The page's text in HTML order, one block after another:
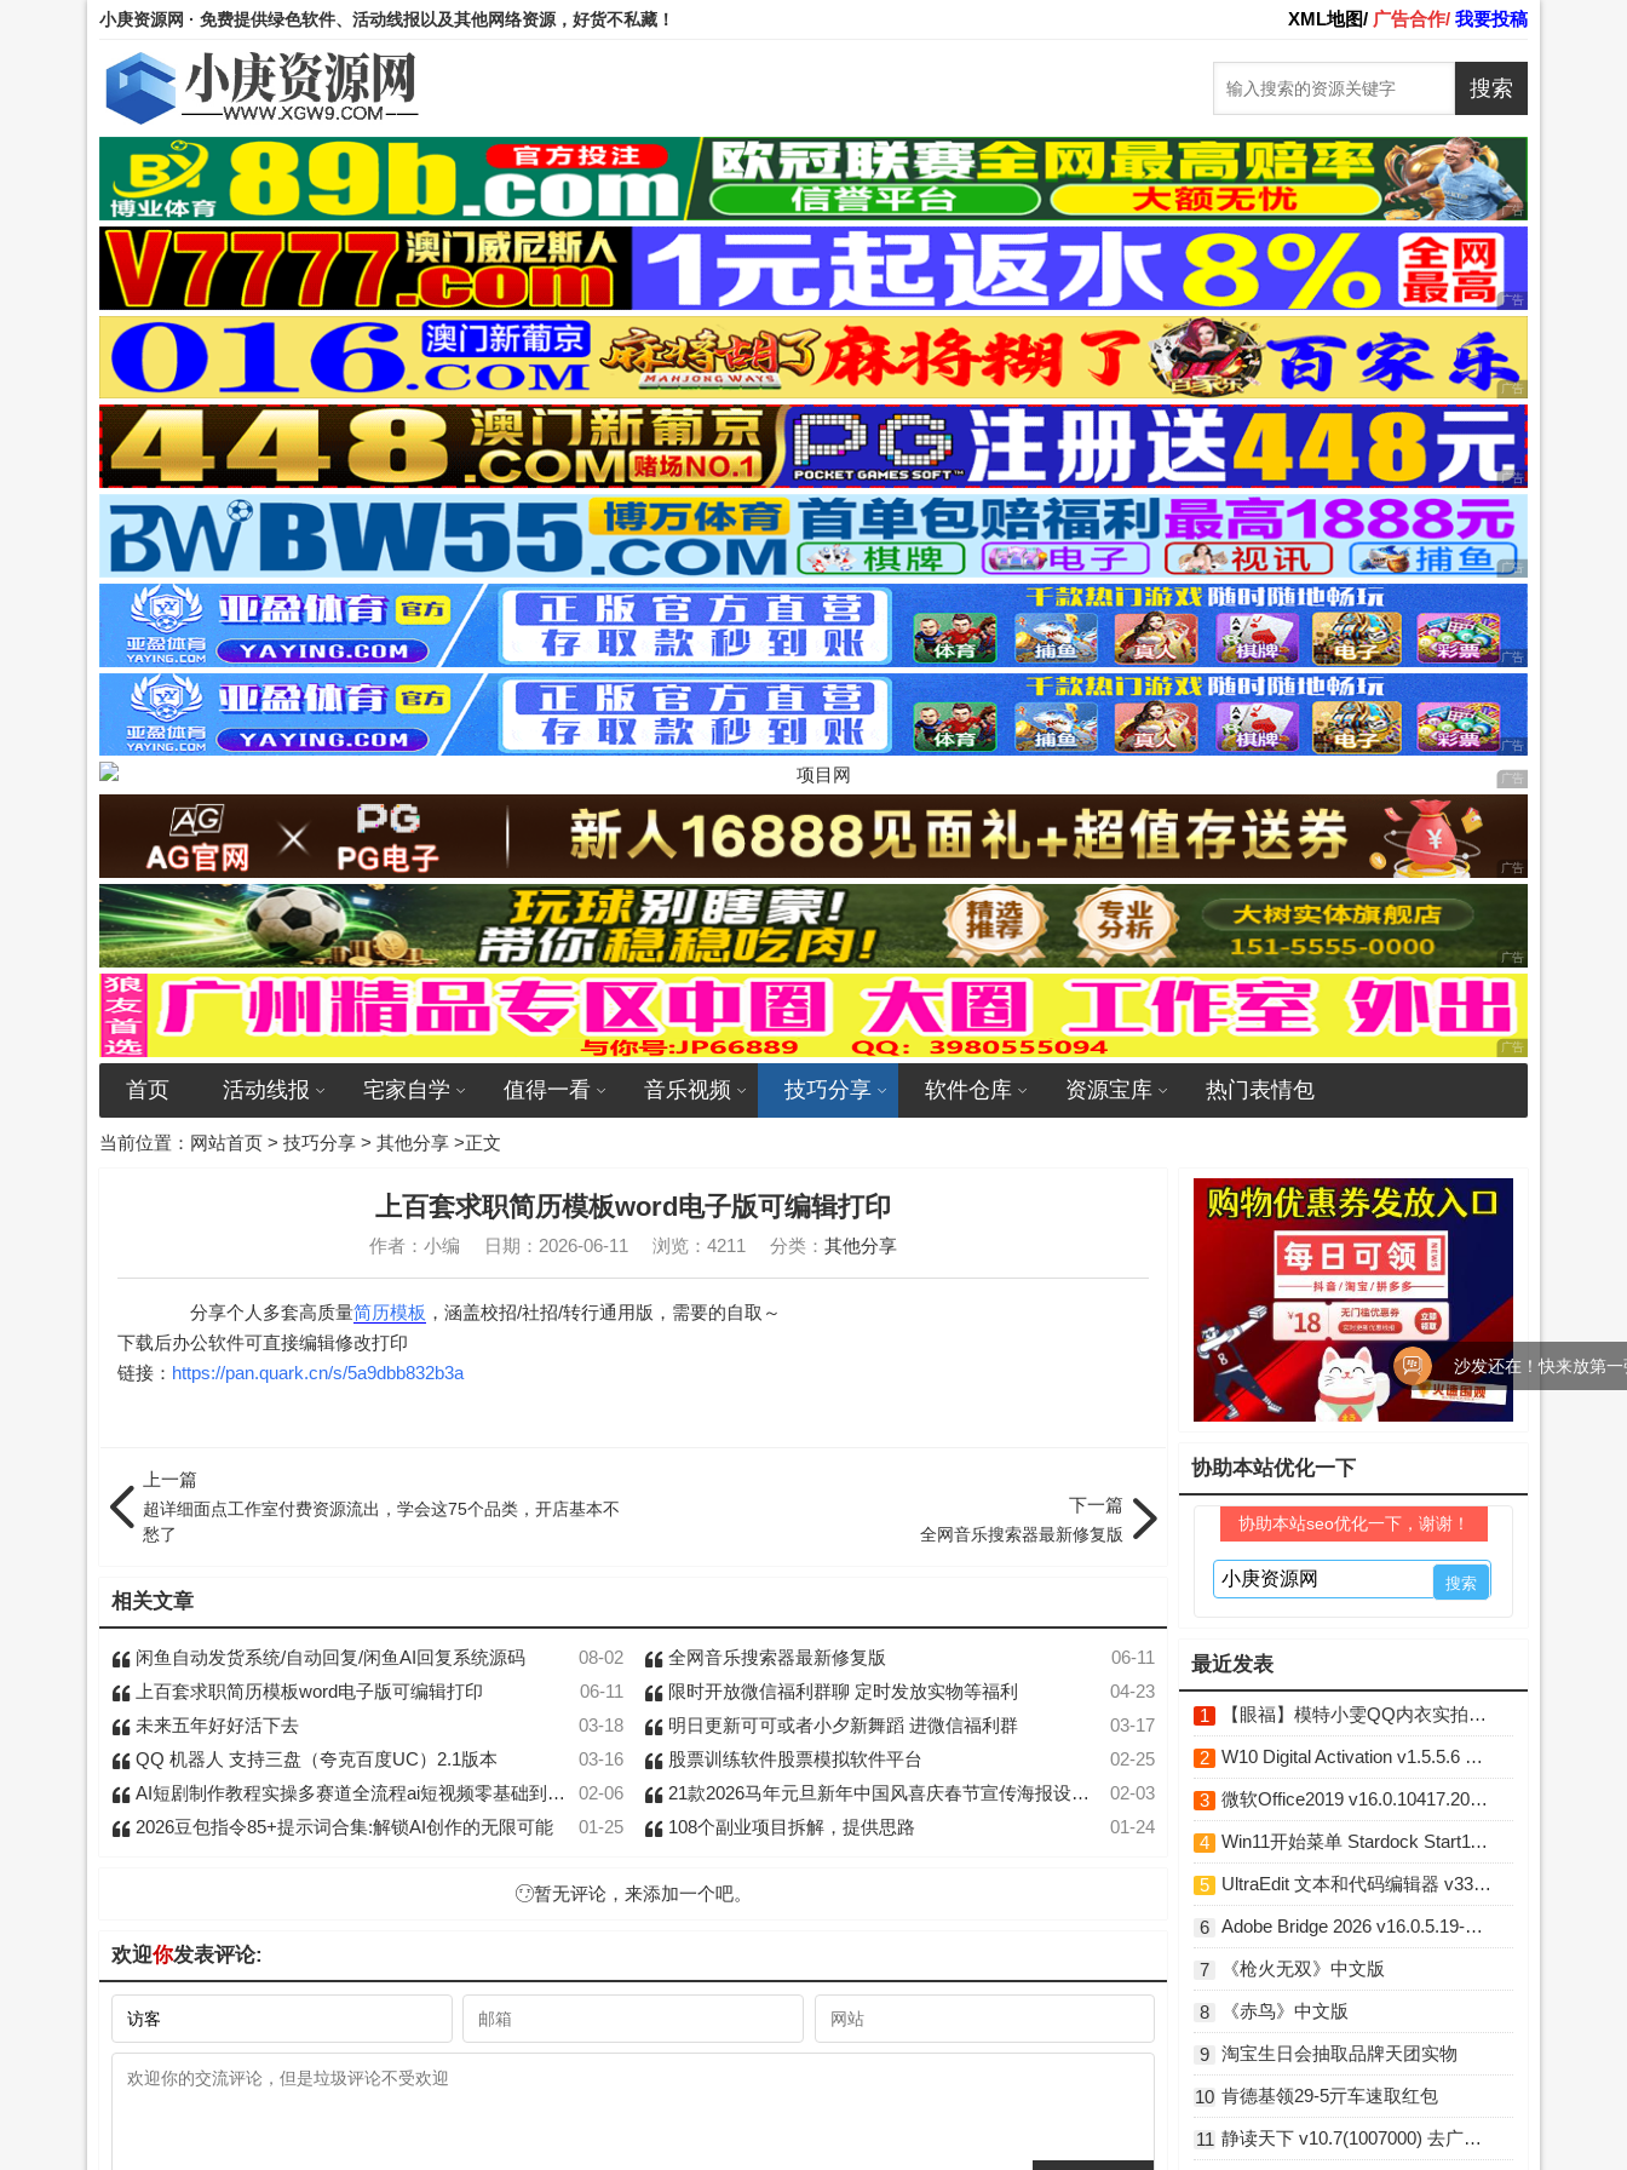
小庚资源网 · 免费提供绿色软件、活动线报以及其他网络资源，好货不私藏！ XML地图/ 广告合作/ 我要投稿
首页 活动线报 宅家自学 值得一看 音乐视频 技巧分享 软件仓库 资源宝库 热门表情包
当前位置： 网站首页 > 技巧分享 > 其他分享 >正文
上百套求职简历模板word电子版可编辑打印
作者：小编 日期：2026-06-11 浏览：4211 分类：其他分享
分享个人多套高质量简历模板 ，涵盖校招/社招/转行通用版，需要的自取～
下载后办公软件可直接编辑修改打印
链接： https://pan.quark.cn/s/5a9dbb832b3a
上一篇
超详细面点工作室付费资源流出，学会这75个品类，开店基本不
愁了
下一篇
全网音乐搜索器最新修复版
相关文章
08-02
闲鱼自动发货系统/自动回复/闲鱼AI回复系统源码 06-11
全网音乐搜索器最新修复版
06-11
上百套求职简历模板word电子版可编辑打印 04-23
限时开放微信福利群聊 定时发放实物等福利
03-18
未来五年好好活下去 03-17
明日更新可可或者小夕新舞蹈 进微信福利群
03-16
QQ 机器人 支持三盘（夸克百度UC）2.1版本 02-25
股票训练软件股票模拟软件平台
02-06
AI短剧制作教程实操多赛道全流程ai短视频零基础到精通送变现课程 02-03
21款2026马年元旦新年中国风喜庆春节宣传海报设计PSD模板
01-25
2026豆包指令85+提示词合集:解锁AI创作的无限可能 01-24
108个副业项目拆解，提供思路
暂无评论，来添加一个吧。
欢迎你发表评论:
协助本站优化一下
协助本站seo优化一下，谢谢！
最近发表
1 【眼福】模特小雯QQ内衣实拍L露图舞蹈小庚网专属福利
2 W10 Digital Activation v1.5.5.6 Win10永久激活工具
3 微软Office2019 v16.0.10417.20176 直装破解版
4 Win11开始菜单 Stardock Start11 v2.7.3 破解版
5 UltraEdit 文本和代码编辑器 v33.0.0.23 中文破解版
6 Adobe Bridge 2026 v16.0.5.19-m0nkrus 多语言破解版
7 《枪火无双》中文版
8 《赤鸟》中文版
9 淘宝生日会抽取品牌天团实物
10 肯德基领29-5亓车速取红包
11 静读天下 v10.7(1007000) 去广告破解版
沙发还在！快来放第一弹吧！